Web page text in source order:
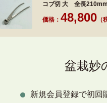
コブ切 大 全長
価格： 48,800 （
盆栽妙
新規会員登録で初回